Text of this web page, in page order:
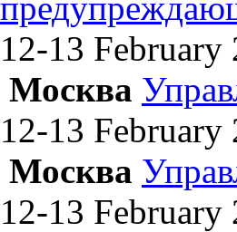
12-13 February
Москва
12-13 February
Москва
12-13 February